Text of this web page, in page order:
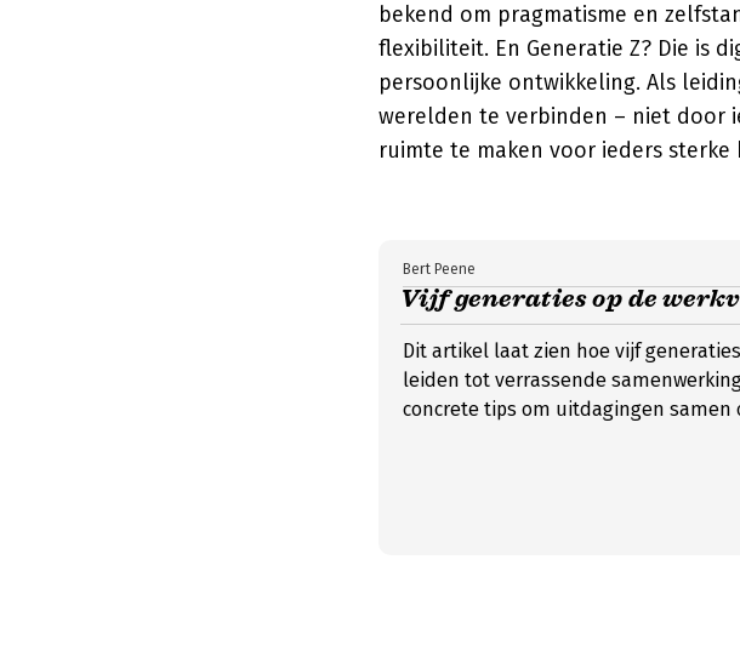
bekend om pragmatisme en
flexibiliteit. En Generatie Z? Die is
persoonlijke ontwikkeling. Als
werelden te verbinden – niet door
ruimte te maken voor ieders sterke
Vijf generaties op de
Bert Peene
Dit artikel laat zien hoe vijf
leiden tot verrassende
concrete tips om uitdagingen samen